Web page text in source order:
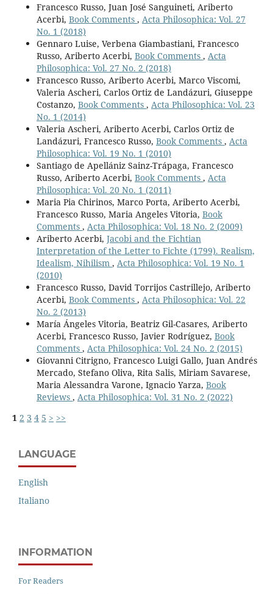
Francesco Russo, Juan José Sanguineti, Ariberto
Acerbi, Book Comments , Acta Philosophica: Vol. 27
No. 1 (2018)
Gennaro Luise, Verbena Giambastiani, Francesco
Russo, Ariberto Acerbi, Book Comments , Acta
Philosophica: Vol. 27 No. 2 (2018)
Francesco Russo, Ariberto Acerbi, Marco Viscomi,
Valeria Ascheri, Carlos Ortiz de Landázuri, Giuseppe
Costanzo, Book Comments , Acta Philosophica: Vol. 23
No. 1 (2014)
Valeria Ascheri, Ariberto Acerbi, Carlos Ortiz de
Landázuri, Francesco Russo, Book Comments , Acta
Philosophica: Vol. 19 No. 1 (2010)
Santiago de Apellániz Sainz-Trápaga, Francesco
Russo, Ariberto Acerbi, Book Comments , Acta
Philosophica: Vol. 20 No. 1 (2011)
Maria Pia Chirinos, Marco Porta, Ariberto Acerbi,
Francesco Russo, Maria Angeles Vitoria, Book
Comments , Acta Philosophica: Vol. 18 No. 2 (2009)
Ariberto Acerbi, Jacobi and the Fichtian
Interpretation of the Letter to Fichte (1799). Realism,
Idealism, Nihilism , Acta Philosophica: Vol. 19 No. 1
(2010)
Francesco Russo, David Torrijos Castrillejo, Ariberto
Acerbi, Book Comments , Acta Philosophica: Vol. 22
No. 2 (2013)
María Ángeles Vitoria, Beatriz Gil-Casares, Ariberto
Acerbi, Francesco Russo, Javier Rodríguez, Book
Comments , Acta Philosophica: Vol. 24 No. 2 (2015)
Giovanni Citrigno, Francesco Luigi Gallo, Juan Andrés
Mercado, Stefano Oliva, Rita Salis, Miriam Savarese,
Maria Alessandra Varone, Ignacio Yarza, Book
Reviews , Acta Philosophica: Vol. 31 No. 2 (2022)
1 2 3 4 5 > >>
LANGUAGE
English
Italiano
INFORMATION
For Readers